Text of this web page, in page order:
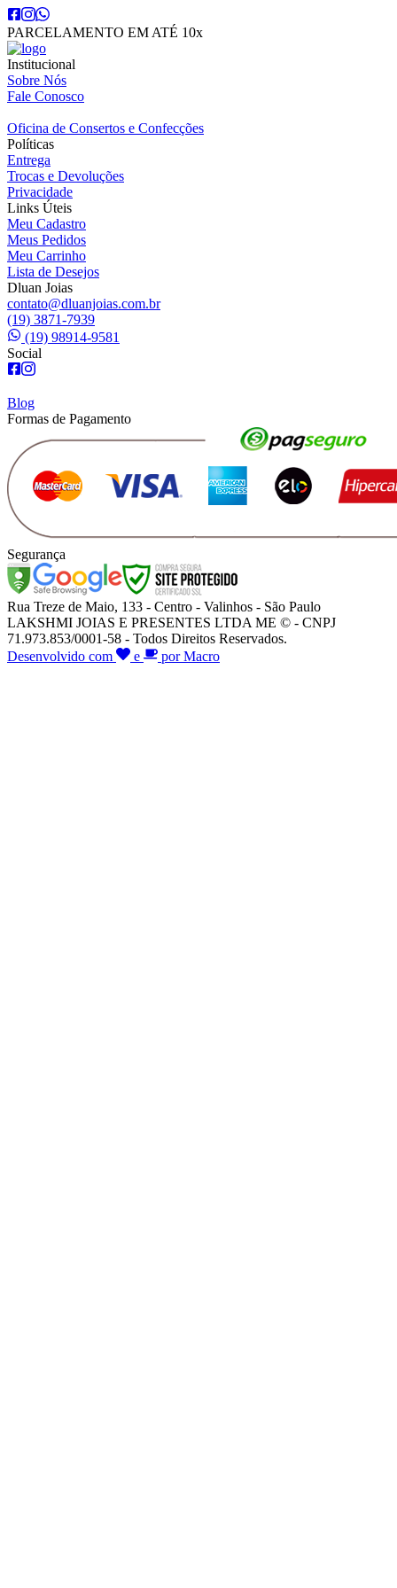
PARCELAMENTO EM ATÉ 10x
Institucional
Sobre Nós
Fale Conosco
Oficina de Consertos e Confecções
Políticas
Entrega
Trocas e Devoluções
Privacidade
Links Úteis
Meu Cadastro
Meus Pedidos
Meu Carrinho
Lista de Desejos
Dluan Joias
contato@dluanjoias.com.br
(19) 3871-7939
(19) 98914-9581
Social
Blog
Formas de Pagamento
Segurança
Rua Treze de Maio, 133 - Centro - Valinhos - São Paulo
LAKSHMI JOIAS E PRESENTES LTDA ME © - CNPJ
71.973.853/0001-58 - Todos Direitos Reservados.
Desenvolvido com
e por Macro